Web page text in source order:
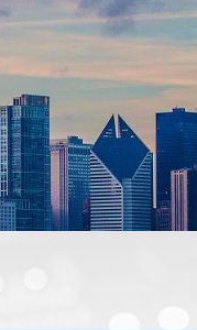
测试仪表
Maury
概伦电子
R&S 网络分析仪
Farran毫米波系统
晶圆级动态功率测试系统